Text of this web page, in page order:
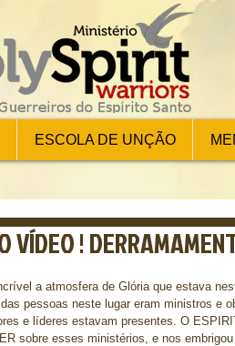
ESCOLA DE UNÇÃO
VÍDEO !
a atmosfera de Glória que estava
pessoas neste lugar eram ministros e
e líderes estavam presentes. O
sobre esses ministérios, e nos